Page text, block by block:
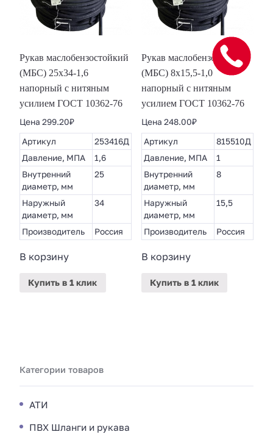
Рукав маслобензостойкий
(МБС) 25х34-1,6
напорный с нитяным
усилием ГОСТ 10362-76
Цена 299.20₽
Артикул
253416Д
Давление, МПА
1,6
Внутренний
диаметр, мм
25
Наружный
диаметр, мм
34
Производитель Россия
В корзину
Купить в 1 клик
Рукав маслобензостойкий
(МБС) 8х15,5-1,0
напорный с нитяным
усилием ГОСТ 10362-76
Цена 248.00₽
Артикул
815510Д
Давление, МПА
1
Внутренний
диаметр, мм
8
Наружный
диаметр, мм
15,5
Производитель Россия
В корзину
Купить в 1 клик
Категории товаров
АТИ
ПВХ Шланги и рукава